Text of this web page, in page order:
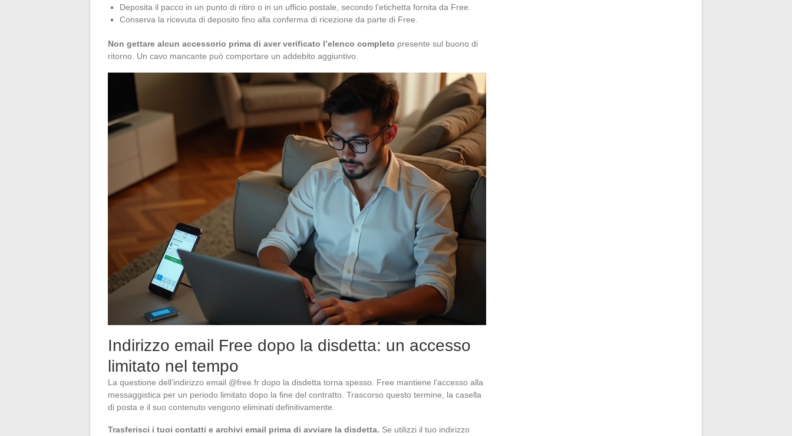
Deposita il pacco in un punto di ritiro o in un ufficio postale, secondo l’etichetta fornita da Free.
Conserva la ricevuta di deposito fino alla conferma di ricezione da parte di Free.
Non gettare alcun accessorio prima di aver verificato l’elenco completo presente sul buono di
ritorno. Un cavo mancante può comportare un addebito aggiuntivo.
Indirizzo email Free dopo la disdetta: un accesso
limitato nel tempo
La questione dell’indirizzo email @free.fr dopo la disdetta torna spesso. Free mantiene l’accesso alla
messaggistica per un periodo limitato dopo la fine del contratto. Trascorso questo termine, la casella
di posta e il suo contenuto vengono eliminati definitivamente.
Trasferisci i tuoi contatti e archivi email prima di avviare la disdetta. Se utilizzi il tuo indirizzo